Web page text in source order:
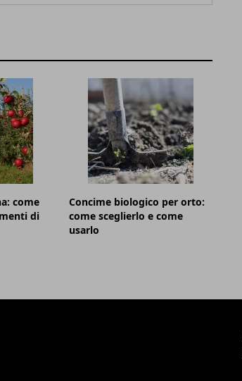
come
di
Concime biologico per orto:
come sceglierlo e come
usarlo